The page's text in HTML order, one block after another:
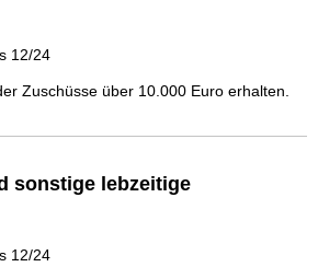
12/24
Zuschüsse über 10.000 Euro erhalten.
sonstige lebzeitige
12/24